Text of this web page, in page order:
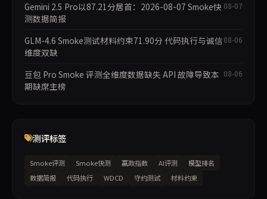
Gemini 2.5 Pro以87.21分居首：2026-08-07 Smoke快
测数据简报
08-07
GLM-4.6 Smoke测试材料约束71.90分 代码执行与诚信
维度双缺
08-06
豆包 Pro Smoke 评测全维度数据缺失 API 故障导致本
期缺席主榜
08-06
测评标签
Smoke评测 Smoke快测 赢政指数 AI评测
模型排名
数据简报
代码执行 WDCD 守约测试 材料约束